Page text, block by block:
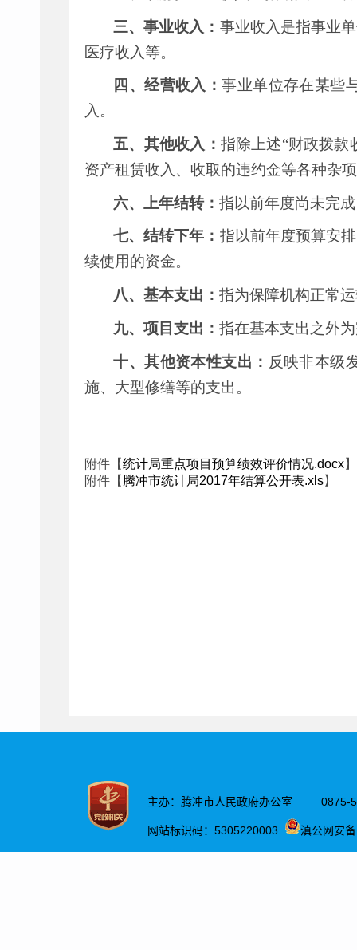
三、事业收入： 事业收入是指事业
医疗收入等。
四、经营收入：事业单位存在某些
入。
五、其他收入： 指除上述“财政拨款
资产租赁收入、收取的违约金等各种杂
六、上年结转：指以前年度尚未完
七、结转下年： 指以前年度预算安
续使用的资金。
八、基本支出：指为保障机构正常
九、项目支出：指在基本支出之外
十、其他资本性支出： 反映非本级
施、大型修缮等的支出。
附件【统计局重点项目预算绩效评价情况.docx】
附件【 腾冲市统计局2017年结算公开表.xls】